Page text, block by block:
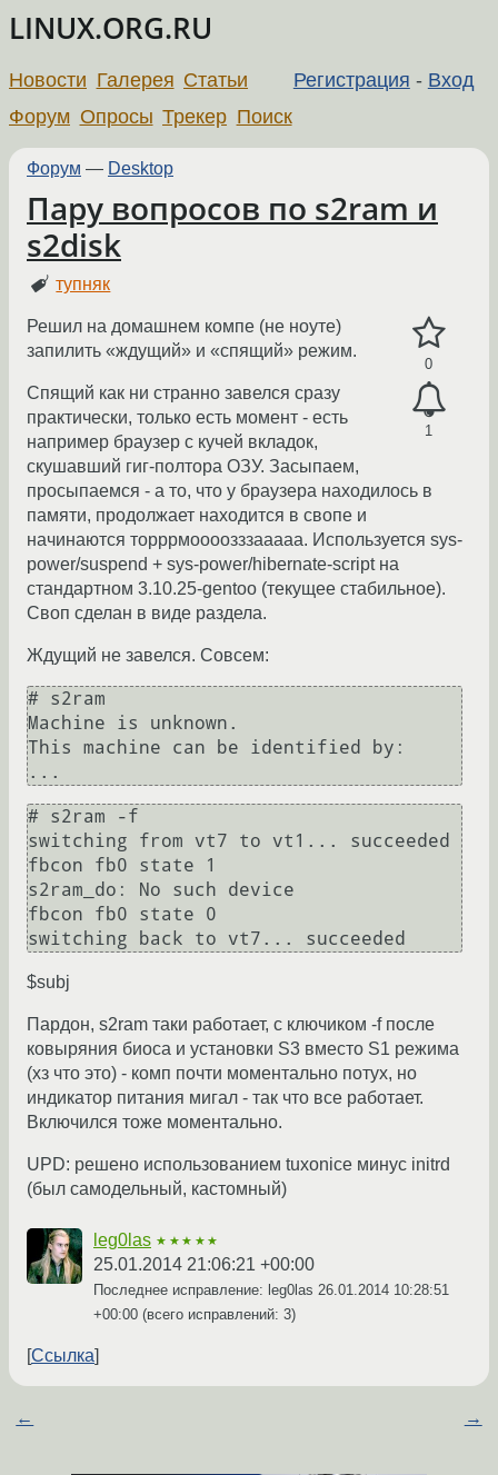
LINUX.ORG.RU
Регистрация - Вход
Новости Галерея Статьи
Форум Опросы Трекер Поиск
Форум — Desktop
Пару вопросов по s2ram и
s2disk
тупняк
0
1
Решил на домашнем компе (не ноуте)
запилить «ждущий» и «спящий» режим.
Спящий как ни странно завелся сразу
практически, только есть момент - есть
например браузер с кучей вкладок,
скушавший гиг-полтора ОЗУ. Засыпаем,
просыпаемся - а то, что у браузера находилось в
памяти, продолжает находится в свопе и
начинаются торррмоооозззааааа. Используется sys-
power/suspend + sys-power/hibernate-script на
стандартном 3.10.25-gentoo (текущее стабильное).
Своп сделан в виде раздела.
Ждущий не завелся. Совсем:
# s2ram
Machine is unknown.
This machine can be identified by:
...
# s2ram -f
switching from vt7 to vt1... succeeded
fbcon fb0 state 1
s2ram_do: No such device
fbcon fb0 state 0
switching back to vt7... succeeded
$subj
Пардон, s2ram таки работает, с ключиком -f после
ковыряния биоса и установки S3 вместо S1 режима
(хз что это) - комп почти моментально потух, но
индикатор питания мигал - так что все работает.
Включился тоже моментально.
UPD: решено использованием tuxonice минус initrd
(был самодельный, кастомный)
leg0las ★★★★★
25.01.2014 21:06:21 +00:00
Последнее исправление: leg0las 26.01.2014 10:28:51
+00:00 (всего исправлений: 3)
Ссылка
← →